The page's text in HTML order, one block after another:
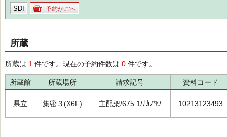
SDI 予約かごへ
所蔵
所蔵は 1 件です。現在の予約件数は 0 件です。
所蔵館 所蔵場所 請求記号 資料コード
県立 集密３(X6F) 主配架/675.1/ﾅｶﾉ*ﾋ/ 10213123493